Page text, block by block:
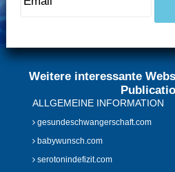
Weitere interessante
ALLGEMEINE INFORMATION
gesundeschwangerschaft.com
babywunsch.com
serotonindefizit.com